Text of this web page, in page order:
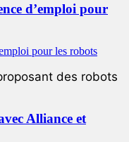
d’emploi pour
des robots
Alliance et